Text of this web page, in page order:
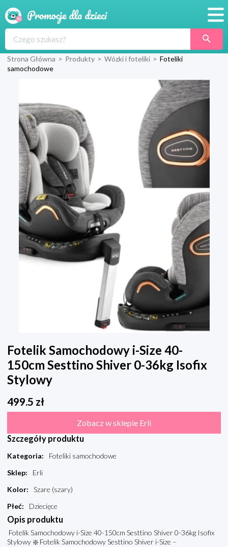
Produkty
Strona Główna > Produkty > Wózki i foteliki > Foteliki
samochodowe
Fotelik Samochodowy i-Size 40-
150cm Sesttino Shiver 0-36kg Isofix
Stylowy
499.5 zł
Zobacz w sklepie Erli
Szczegóły produktu
Kategoria:
Foteliki samochodowe
Sklep:
Erli
Kolor:
Szare (szary)
Płeć: Dziecięce
Opis produktu
Fotelik Samochodowy i-Size 40-150cm Sesttino Shiver 0-36kg Isofix
Stylowy ❇️ Fotelik Samochodowy Sesttino Shiver i-Size –